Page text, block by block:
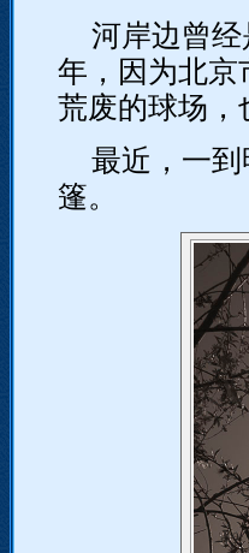
河岸边曾
年，因为北京
荒废的球场，
最近，一
篷。